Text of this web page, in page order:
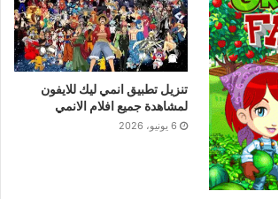
تنزيل تطبيق انمي ليك للايفون
لمشاهدة جميع افلام الانمي
6 يونيو، 2026